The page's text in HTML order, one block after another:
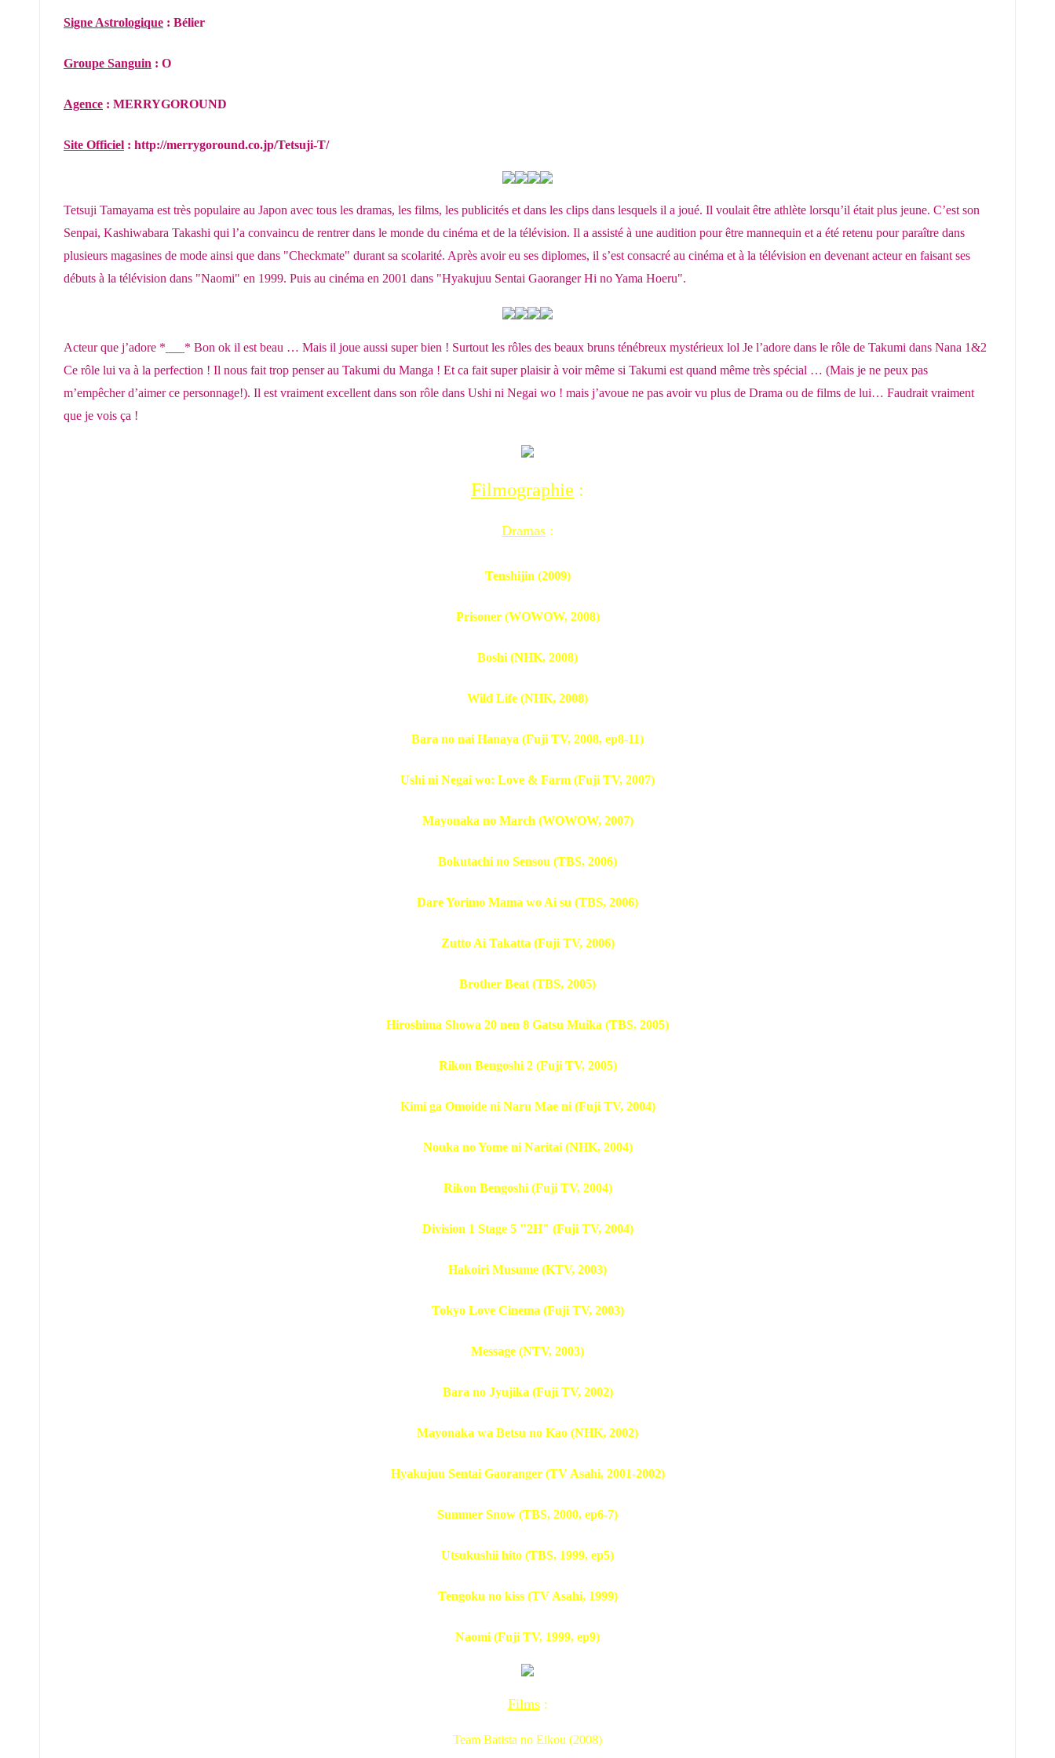
Signe Astrologique : Bélier
Groupe Sanguin : O
Agence : MERRYGOROUND
Site Officiel : http://merrygoround.co.jp/Tetsuji-T/
Tetsuji Tamayama est très populaire au Japon avec tous les dramas, les films, les publicités et dans les clips dans lesquels il a joué. Il voulait être athlète lorsqu’il était plus jeune. C’est son
Senpai, Kashiwabara Takashi qui l’a convaincu de rentrer dans le monde du cinéma et de la télévision. Il a assisté à une audition pour être mannequin et a été retenu pour paraître dans
plusieurs magasines de mode ainsi que dans "Checkmate" durant sa scolarité. Après avoir eu ses diplomes, il s’est consacré au cinéma et à la télévision en devenant acteur en faisant ses
débuts à la télévision dans "Naomi" en 1999. Puis au cinéma en 2001 dans "Hyakujuu Sentai Gaoranger Hi no Yama Hoeru".
Acteur que j’adore *___* Bon ok il est beau … Mais il joue aussi super bien ! Surtout les rôles des beaux bruns ténébreux mystérieux lol Je l’adore dans le rôle de Takumi dans Nana 1&2
Ce rôle lui va à la perfection ! Il nous fait trop penser au Takumi du Manga ! Et ca fait super plaisir à voir même si Takumi est quand même très spécial … (Mais je ne peux pas
m’empêcher d’aimer ce personnage!). Il est vraiment excellent dans son rôle dans Ushi ni Negai wo ! mais j’avoue ne pas avoir vu plus de Drama ou de films de lui… Faudrait vraiment
que je vois ça !
Filmographie :
Dramas :
Tenshijin (2009)
Prisoner (WOWOW, 2008)
Boshi (NHK, 2008)
Wild Life (NHK, 2008)
Bara no nai Hanaya (Fuji TV, 2008, ep8-11)
Ushi ni Negai wo: Love & Farm (Fuji TV, 2007)
Mayonaka no March (WOWOW, 2007)
Bokutachi no Sensou (TBS, 2006)
Dare Yorimo Mama wo Ai su (TBS, 2006)
Zutto Ai Takatta (Fuji TV, 2006)
Brother Beat (TBS, 2005)
Hiroshima Showa 20 nen 8 Gatsu Muika (TBS, 2005)
Rikon Bengoshi 2 (Fuji TV, 2005)
Kimi ga Omoide ni Naru Mae ni (Fuji TV, 2004)
Nouka no Yome ni Naritai (NHK, 2004)
Rikon Bengoshi (Fuji TV, 2004)
Division 1 Stage 5 "2H" (Fuji TV, 2004)
Hakoiri Musume (KTV, 2003)
Tokyo Love Cinema (Fuji TV, 2003)
Message (NTV, 2003)
Bara no Jyujika (Fuji TV, 2002)
Mayonaka wa Betsu no Kao (NHK, 2002)
Hyakujuu Sentai Gaoranger (TV Asahi, 2001-2002)
Summer Snow (TBS, 2000, ep6-7)
Utsukushii hito (TBS, 1999, ep5)
Tengoku no kiss (TV Asahi, 1999)
Naomi (Fuji TV, 1999, ep9)
Films:
Team Batista no Eikou (2008)